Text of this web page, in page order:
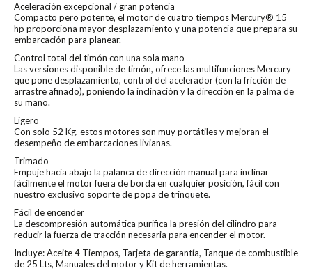
Aceleración excepcional / gran potencia
Compacto pero potente, el motor de cuatro tiempos Mercury® 15
hp proporciona mayor desplazamiento y una potencia que prepara su
embarcación para planear.
Control total del timón con una sola mano
Las versiones disponible de timón, ofrece las multifunciones Mercury
que pone desplazamiento, control del acelerador (con la fricción de
arrastre afinado), poniendo la inclinación y la dirección en la palma de
su mano.
Ligero
Con solo 52 Kg, estos motores son muy portátiles y mejoran el
desempeño de embarcaciones livianas.
Trimado
Empuje hacia abajo la palanca de dirección manual para inclinar
fácilmente el motor fuera de borda en cualquier posición, fácil con
nuestro exclusivo soporte de popa de trinquete.
Fácil de encender
La descompresión automática purifica la presión del cilindro para
reducir la fuerza de tracción necesaria para encender el motor.
Incluye: Aceite 4 Tiempos, Tarjeta de garantía, Tanque de combustible
de 25 Lts, Manuales del motor y Kit de herramientas.